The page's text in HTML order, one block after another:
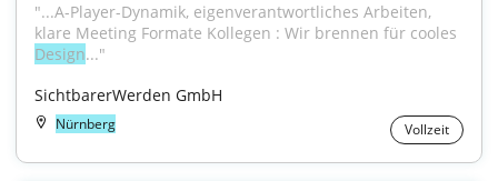
"...A-Player-Dynamik, eigenverantwortliches Arbeiten,
Design..."
SichtbarerWerden GmbH
Nürnberg Vollzeit